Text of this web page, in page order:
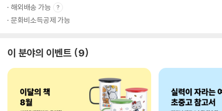
해외배송 가능
문화비소득공제 가능
이 분야의 이벤트 9